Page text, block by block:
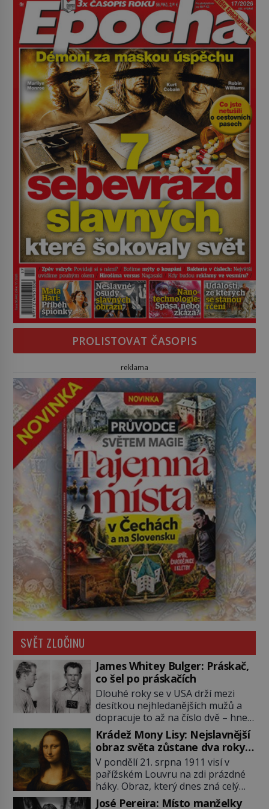
PROLISTOVAT ČASOPIS
reklama
SVĚT ZLOČINU
James Whitey Bulger: Práskač,
co šel po práskačích
Dlouhé roky se v USA drží mezi
desítkou nejhledanějších mužů a
dopracuje to až na číslo dvě – hned
po Usámovi bin Ládinovi (1957–
2011). To je James „Whitey“ Bulger
(1929–2018) viněný ze spoluúčasti
na 19 vraždách, vydírání a lichvy. A
samozřejmě, krom toho je ještě
drogový dealer, který neváhá
odstranit z cesty všechny práskače,
Krádež Mony Lisy: Nejslavnější
obraz světa zůstane dva roky
nezvěstný
V pondělí 21. srpna 1911 visí v
pařížském Louvru na zdi prázdné
háky. Obraz, který dnes zná celý
svět, je pryč. Zpočátku si nikdo
José Pereira: Místo manželky